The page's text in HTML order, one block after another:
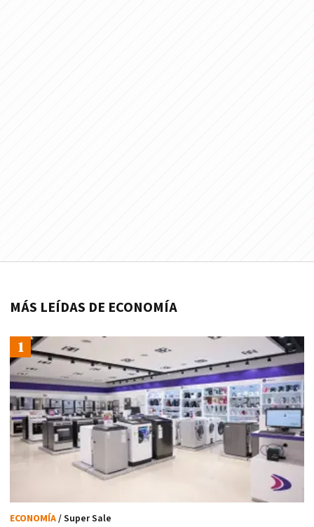
MÁS LEÍDAS DE ECONOMÍA
ECONOMÍA/ Super Sale